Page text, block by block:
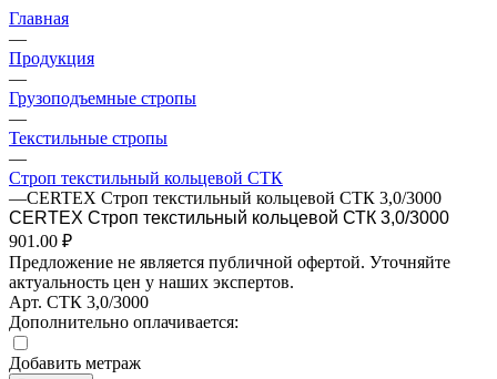
Главная
—
Продукция
—
Грузоподъемные стропы
—
Текстильные стропы
—
Строп текстильный кольцевой СТК
—CERTEX Строп текстильный кольцевой СТК 3,0/3000
CERTEX Строп текстильный кольцевой СТК 3,0/3000
901.00 ₽
Предложение не является публичной офертой. Уточняйте
актуальность цен у наших экспертов.
Арт. СТК 3,0/3000
Дополнительно оплачивается:
Добавить метраж